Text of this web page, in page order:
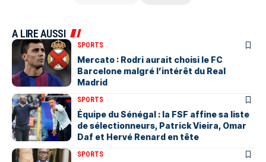
A LIRE AUSSI
SPORTS
Mercato : Rodri aurait choisi le FC
Barcelone malgré l’intérêt du Real
Madrid
SPORTS
Équipe du Sénégal : la FSF affine sa liste
de sélectionneurs, Patrick Vieira, Omar
Daf et Hervé Renard en tête
SPORTS